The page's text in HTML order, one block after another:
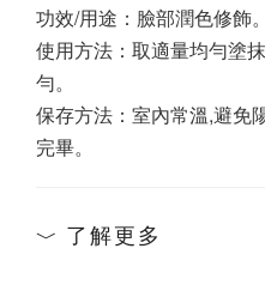
功效/用途：臉部潤色修飾。
使用方法：取適量均勻塗
勻。
保存方法：室內常溫,避免
完畢。
了解更多